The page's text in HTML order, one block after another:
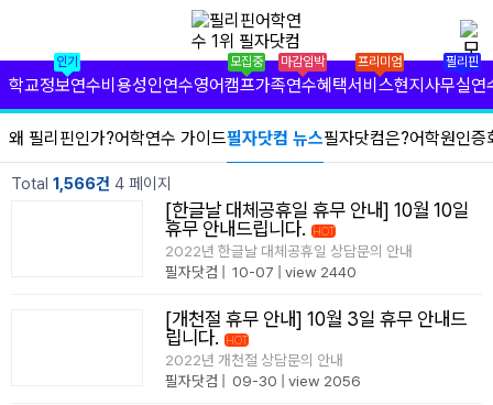
✕
필리핀 학원 정보
필리핀 연수 비용
유형별 필리핀 연수
필리핀 영어 캠프
필리핀 가족 연수
필자닷컴 프리미엄 서비스
필자닷컴 현지 사무실
필리핀 연수정보
인기
학교정보연수비용성인연수
모집중
영어캠프
마감임박
가족연수
프리미엄
혜택서비스
필리핀
현지사무실연
왜 필리핀인가?어학연수 가이드필자닷컴 뉴스필자닷컴은?어학원인증
Total 1,566건 4 페이지
[한글날 대체공휴일 휴무 안내] 10월 10일
휴무 안내드립니다.
HOT
2022년 한글날 대체공휴일 상담문의 안내
필자닷컴
10-07 view 2440
[개천절 휴무 안내] 10월 3일 휴무 안내드
립니다.
HOT
2022년 개천절 상담문의 안내
필자닷컴
09-30 view 2056